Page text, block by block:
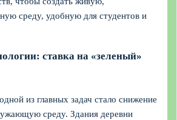
среду, удобную для студентов и
ставка на «зеленый»
из главных задач стало снижение
среду. Здания деревни